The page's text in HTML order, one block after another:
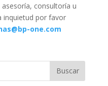
consultoría u
inquietud por favor
one.com